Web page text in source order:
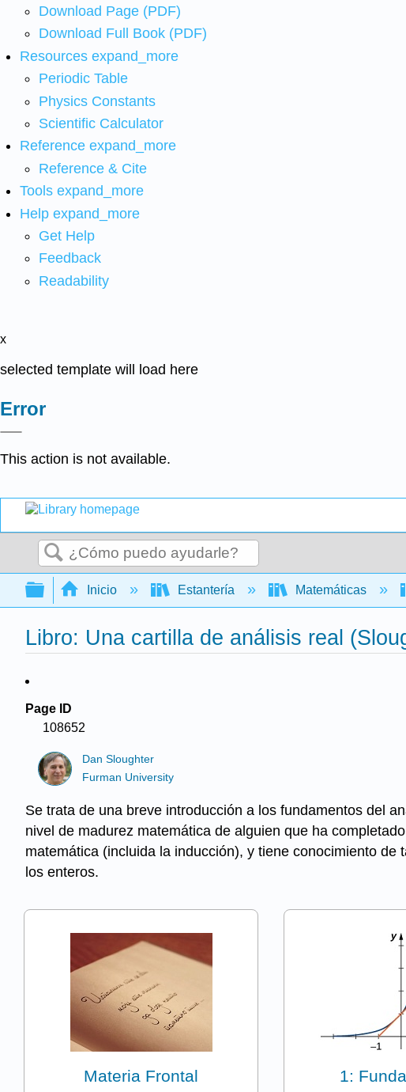
Download Page (PDF)
Download Full Book (PDF)
Resources expand_more
Periodic Table
Physics Constants
Scientific Calculator
Reference expand_more
Reference & Cite
Tools expand_more
Help expand_more
Get Help
Feedback
Readability
x
selected template will load here
Error
This action is not available.
Buscar
Expandir/contraer jerarquía global
Inicio Estantería Matemáticas
Libro: Una cartilla de análisis real
Page ID
108652
Dan Sloughter
Furman University
Se trata de una breve introducción a los fundamentos del
nivel de madurez matemática de alguien que ha
matemática (incluida la inducción), y tiene conocimiento
los enteros.
Materia Frontal 1: